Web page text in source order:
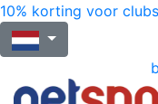
10% korting voor clubs